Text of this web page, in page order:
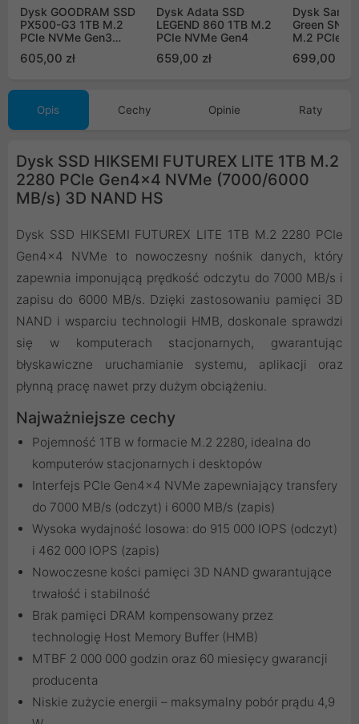
Dysk GOODRAM SSD
PX500-G3 1TB M.2
PCIe NVMe Gen3
SSDPR-PX500-01T-80-
G3
605,00 zł
Dysk Adata SSD
LEGEND 860 1TB M.2
PCIe NVMe Gen4
659,00 zł
Dysk
Green
M.2 PCIe
699,00 zł
Opis Cechy Opinie Raty
Dysk SSD HIKSEMI FUTUREX LITE 1TB M.2
2280 PCIe Gen4x4 NVMe (7000/6000
MB/s) 3D NAND HS
Dysk SSD HIKSEMI FUTUREX LITE 1TB M.2 2280 PCIe
Gen4x4 NVMe to nowoczesny nośnik danych, który
zapewnia imponującą prędkość odczytu do 7000 MB/s i
zapisu do 6000 MB/s. Dzięki zastosowaniu pamięci 3D
NAND i wsparciu technologii HMB, doskonale sprawdzi
się w komputerach stacjonarnych, gwarantując
błyskawiczne uruchamianie systemu, aplikacji oraz
płynną pracę nawet przy dużym obciążeniu.
Najważniejsze cechy
Pojemność 1TB w formacie M.2 2280, idealna do
komputerów stacjonarnych i desktopów
Interfejs PCIe Gen4x4 NVMe zapewniający transfery
do 7000 MB/s (odczyt) i 6000 MB/s (zapis)
Wysoka wydajność losowa: do 915 000 IOPS (odczyt)
i 462 000 IOPS (zapis)
Nowoczesne kości pamięci 3D NAND gwarantujące
trwałość i stabilność
Brak pamięci DRAM kompensowany przez
technologię Host Memory Buffer (HMB)
MTBF 2 000 000 godzin oraz 60 miesięcy gwarancji
producenta
Niskie zużycie energii – maksymalny pobór prądu 4,9